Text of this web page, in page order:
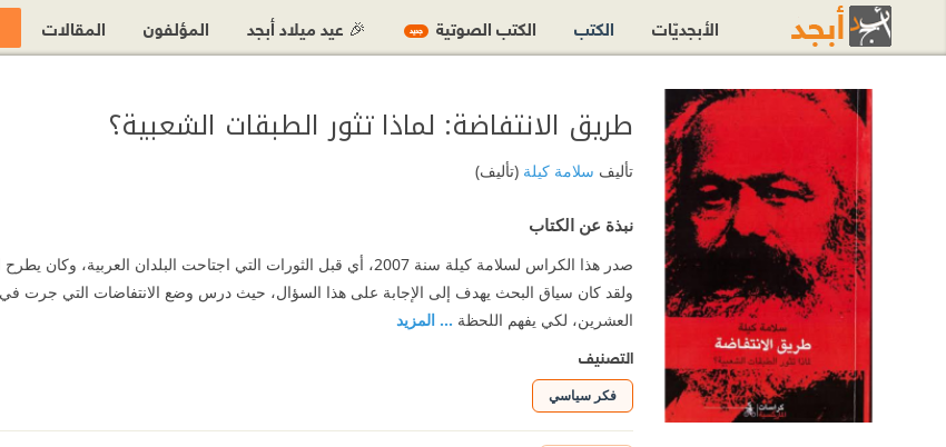
طريق الانتفاضة: لماذا تثور الطبقات الشعبية؟
تأليف سلامة كيلة(تأليف)
نبذة عن الكتاب
صدر هذا الكراس لسلامة كيلة سنة 2007، أي قبل الثورات التي اجتاحت البلدان
ولقد كان سياق البحث يهدف إلى الإجابة على هذا السؤال، حيث درس وضع الانتفاضات التي جرت في
العشرين، لكي يفهم اللحظة ... المزيد
التصنيف
فكر سياسي
الأبجديّات الكتب الكتب الصوتية جديد 🎉 عيد ميلاد أبجد المؤلفون المقالات